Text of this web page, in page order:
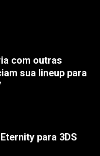
com outras
sua lineup para
para 3DS